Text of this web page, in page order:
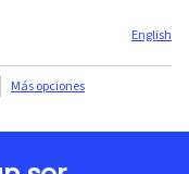
English
Más opciones